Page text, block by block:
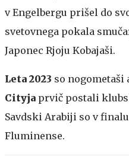
v Engelbergu prišel do
svetovnega pokala
Japonec Rjoju Kobajaši.
Leta 2023 so nogometaši
Cityja prvič postali
Savdski Arabiji so v
Fluminense.